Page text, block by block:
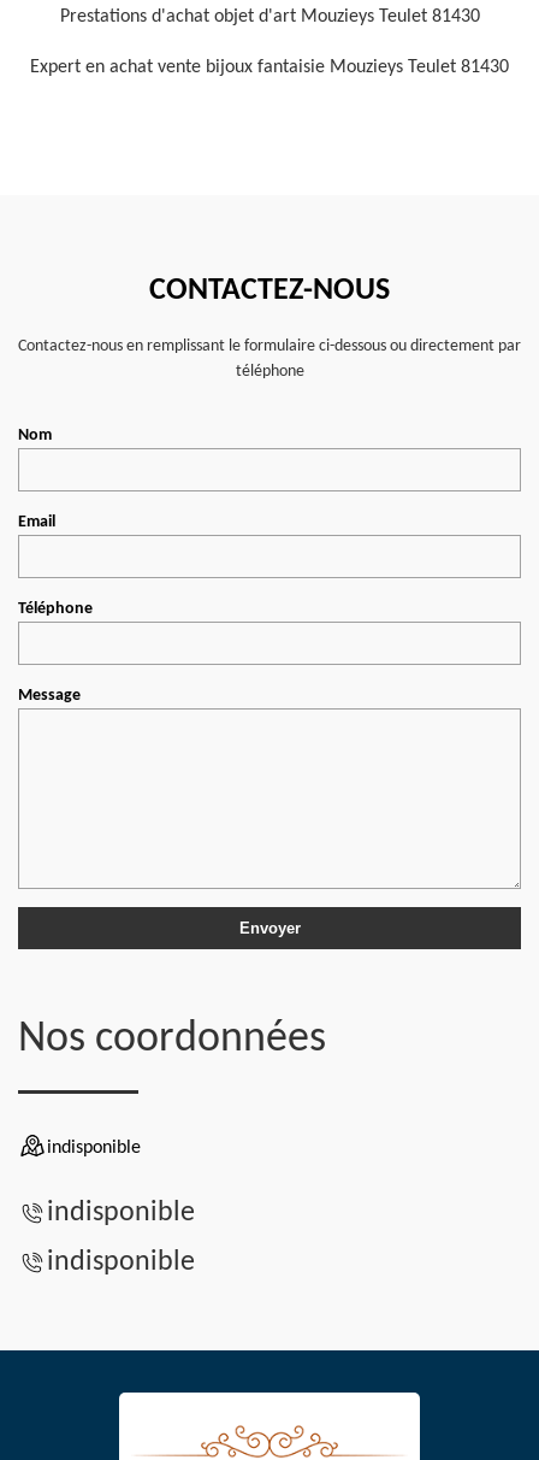
Prestations d'achat objet d'art Mouzieys Teulet 81430
Expert en achat vente bijoux fantaisie Mouzieys Teulet 81430
CONTACTEZ-NOUS
Contactez-nous en remplissant le formulaire ci-dessous ou directement par
téléphone
Nom
Email
Téléphone
Message
Nos coordonnées
indisponible
indisponible
indisponible